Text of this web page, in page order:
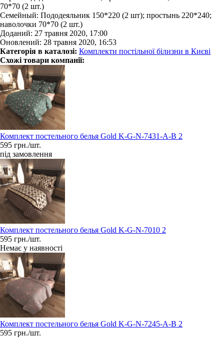
70*70 (2 шт.)
Семейный: Пододеяльник 150*220 (2 шт); простынь 220*240;
наволочки 70*70 (2 шт.)
Доданий: 27 травня 2020, 17:00
Оновлений: 28 травня 2020, 16:53
Категорія в каталозі: Комплекти постільної білизни в Києві
Схожі товари компанії:
Комплект постельного белья Gold K-G-N-7431-A-B 2
595 грн./шт.
під замовлення
Комплект постельного белья Gold K-G-N-7010 2
595 грн./шт.
Немає у наявності
Комплект постельного белья Gold K-G-N-7245-A-B 2
595 грн./шт.